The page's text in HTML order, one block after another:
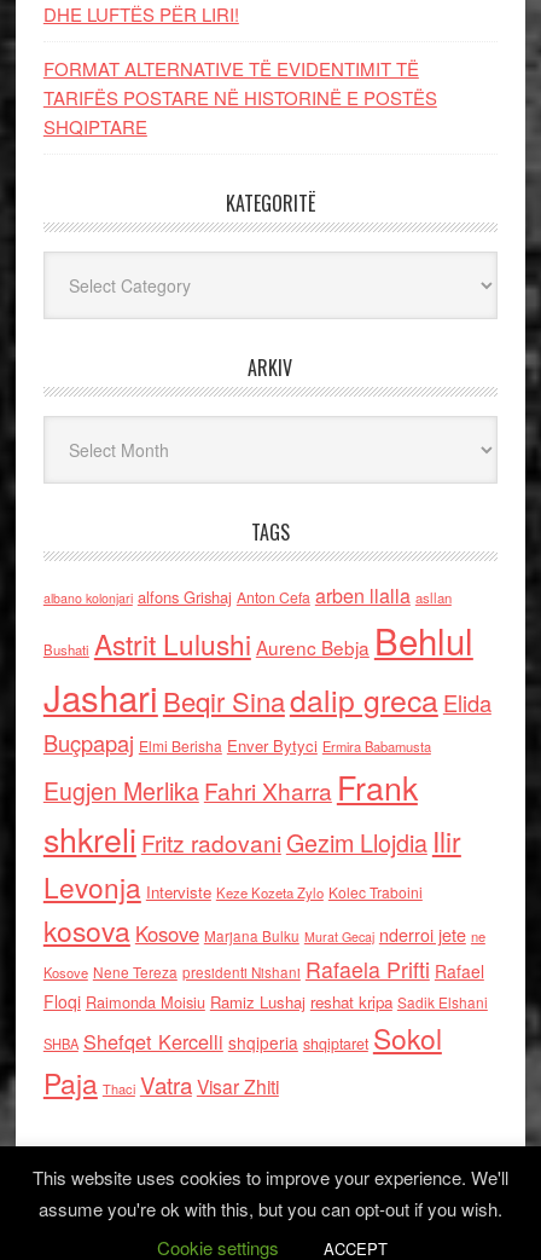
DHE LUFTЁS PЁR LIRI!
FORMAT ALTERNATIVE TË EVIDENTIMIT TË
TARIFËS POSTARE NË HISTORINË E POSTËS
SHQIPTARE
KATEGORITË
ARKIV
TAGS
albano kolonjari alfons Grishaj Anton Cefa arben llalla asllan
Bushati Astrit Lulushi Aurenc Bebja Behlul
Jashari Beqir Sinadalip grecaElida
Buçpapaj Elmi Berisha Enver Bytyci Ermira Babamusta
Eugjen MerlikaFahri Xharra Frank
shkreli Fritz radovaniGezim Llojdia Ilir
Levonja Interviste Keze Kozeta Zylo Kolec Traboini
kosova Kosove Marjana Bulku Murat Gecaj nderroi jete ne
Kosove Nene Tereza presidenti Nishani Rafaela Prifti Rafael
Floqi Raimonda Moisiu Ramiz Lushaj reshat kripa Sadik Elshani
SHBA Shefqet Kercelli shqiperia shqiptaret Sokol
Paja Thaci VatraVisar Zhiti
Log in
This website uses cookies to improve your experience. We'll
assume you're ok with this, but you can opt-out if you wish.
Cookie settings
ACCEPT